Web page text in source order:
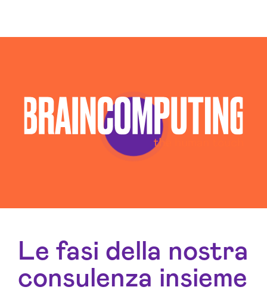
Le fasi della nostra
consulenza insieme